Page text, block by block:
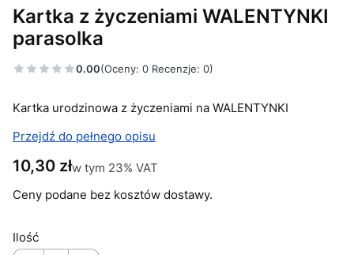
Kartka z życzeniami WALENTYNKI
parasolka
0.00(Oceny: 0 Recenzje: 0)
Kartka urodzinowa z życzeniami na WALENTYNKI
Przejdź do pełnego opisu
Cena
10,30 złw tym 23% VAT
w tym 23% VAT
Ceny podane bez kosztów dostawy.
Ilość